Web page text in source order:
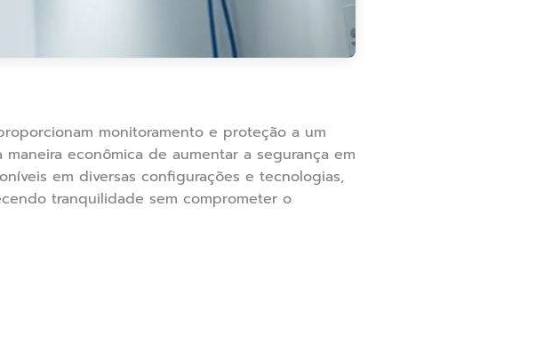
monitoramento e proteção a um
econômica de aumentar a segurança em
em diversas configurações e tecnologias,
tranquilidade sem comprometer o